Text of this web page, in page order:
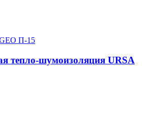
тепло-шумоизоляция URSA